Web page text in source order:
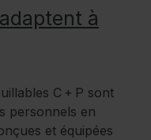
à
C + P sont
personnels en
et équipées